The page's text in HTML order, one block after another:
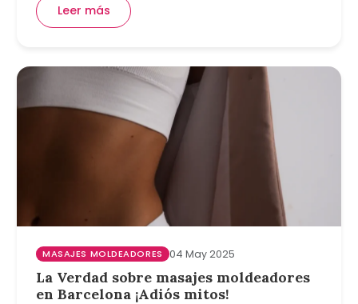
Leer más
MASAJES MOLDEADORES 04 May 2025
La Verdad sobre masajes moldeadores
en Barcelona ¡Adiós mitos!